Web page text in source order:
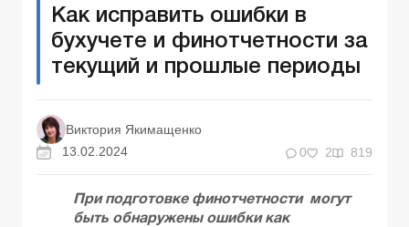
Как исправить ошибки в
бухучете и финотчетности за
текущий и прошлые периоды
Виктория Якимащенко
13.02.2024
0 2 819
При подготовке финотчетности могут
быть обнаружены ошибки как